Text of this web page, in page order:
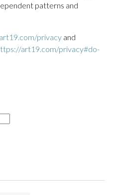
patterns and
privacy and
art19.com/privacy#do-